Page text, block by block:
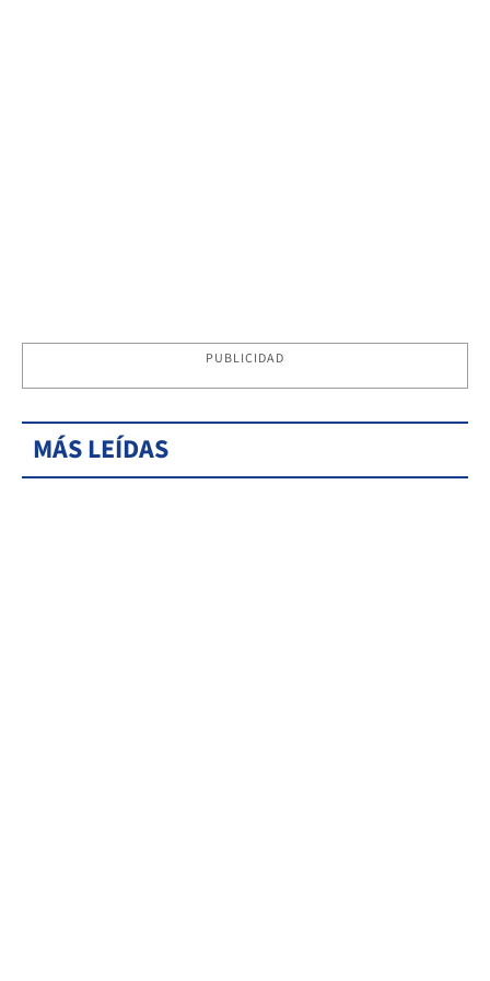
PUBLICIDAD
MÁS LEÍDAS